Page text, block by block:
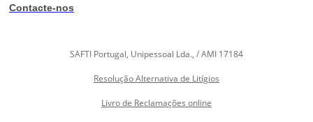
Contacte-nos
SAFTI Portugal, Unipessoal Lda., / AMI 17184
Resolução Alternativa de Litígios
Livro de Reclamações online